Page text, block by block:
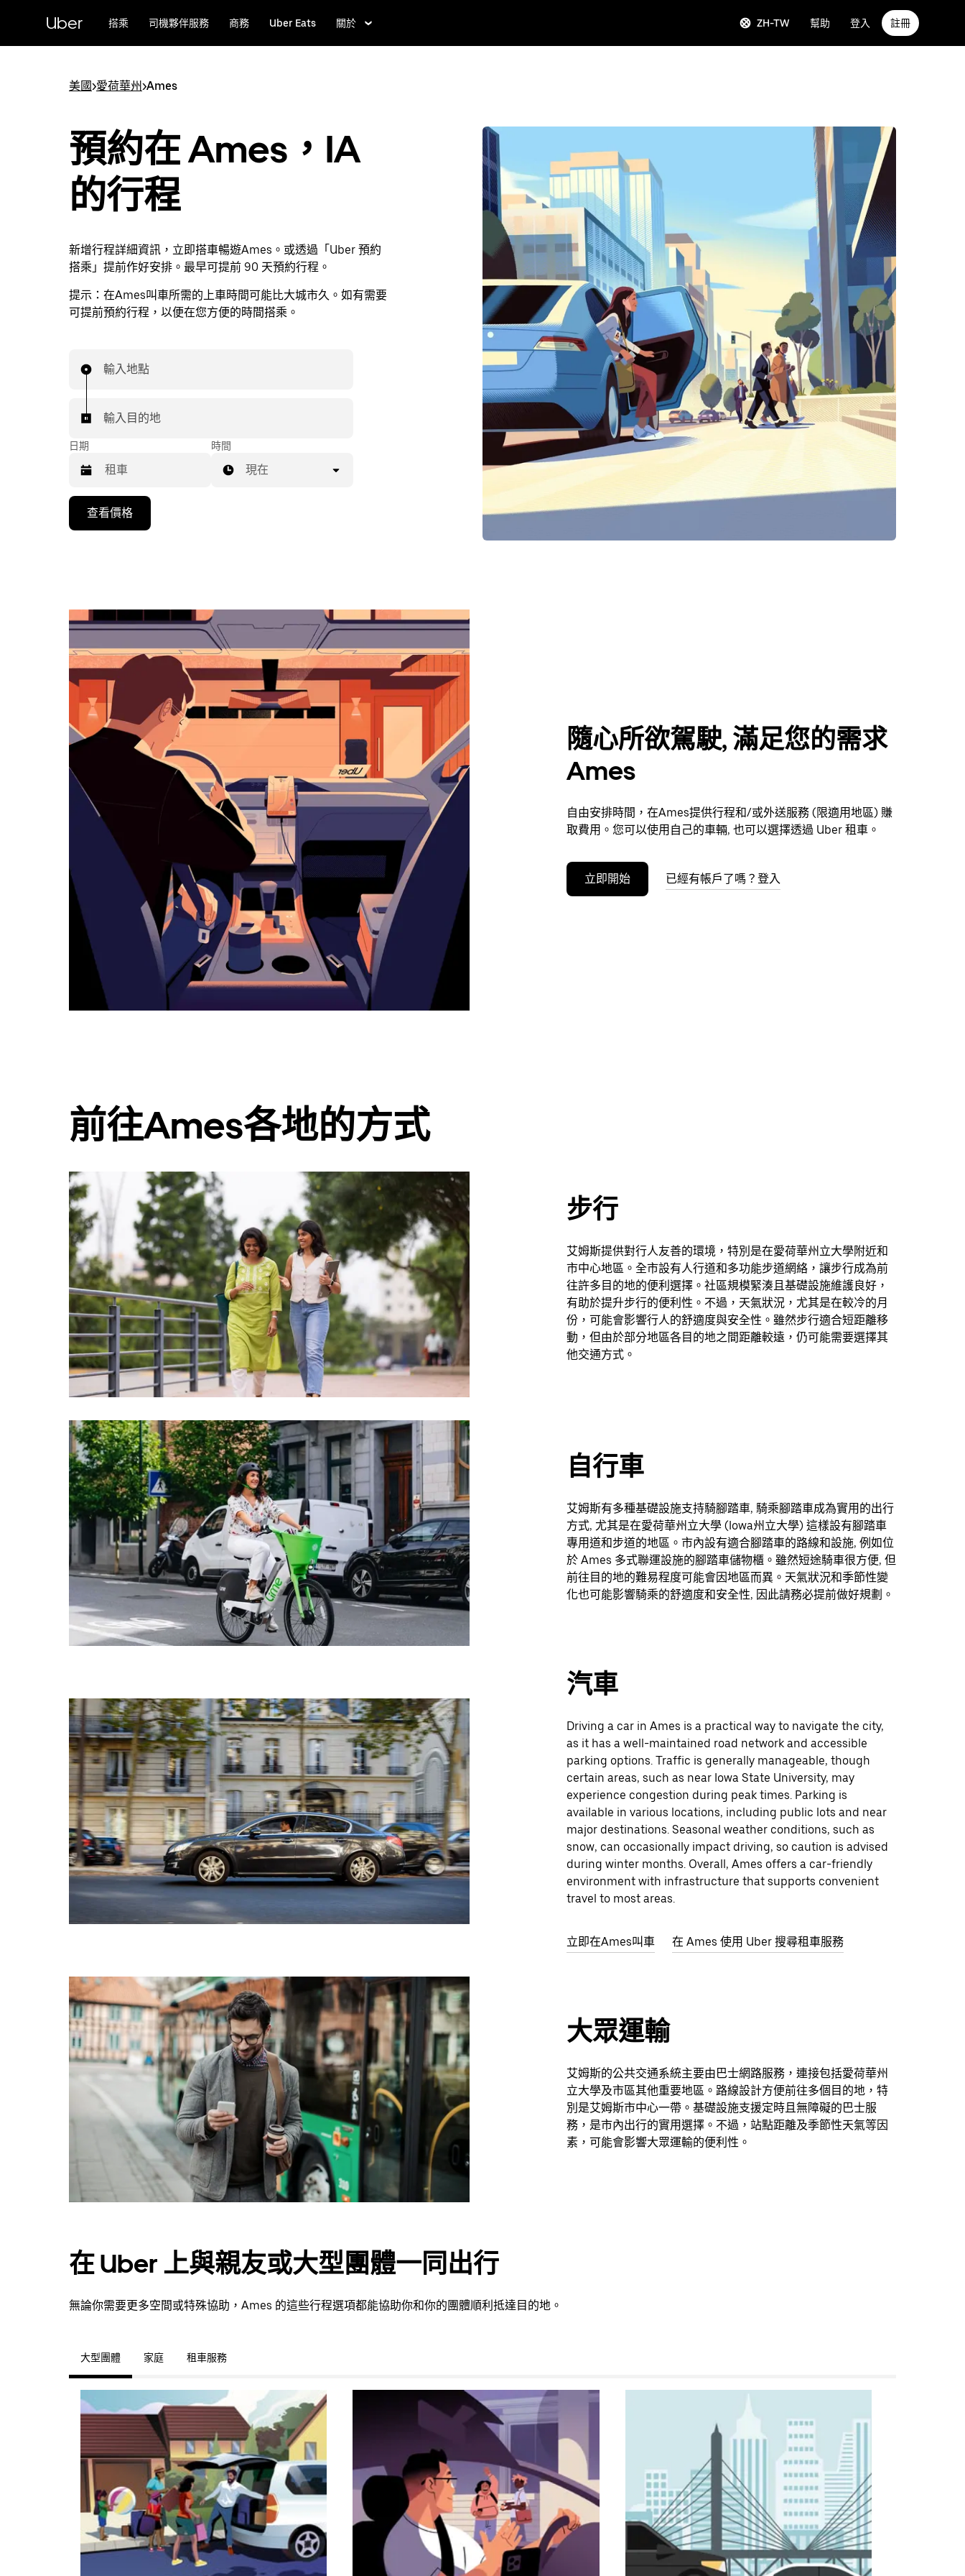
Uber 搭乘 司機夥伴服務 商務 Uber Eats 關於 ZH-TW 幫助 登入 註冊
美國>愛荷華州>Ames
預約在 Ames，IA
的行程
新增行程詳細資訊，立即搭車暢遊Ames。或透過「Uber 預約
搭乘」提前作好安排。最早可提前 90 天預約行程。
提示： 在Ames叫車所需的上車時間可能比大城市久。如有需要
可提前預約行程，以便在您方便的時間搭乘。
輸入地點
輸入目的地
日期
向
即
可
使
用
行
並
擇
日
期。
按
鈕
即
曆。
時間
現在
查看價格
隨心所欲駕駛, 滿足您的需求
Ames
自由安排時間，在Ames提供行程和/或外送服務 (限適用地區) 賺
取費用。您可以使用自己的車輛, 也可以選擇透過 Uber 租車。
立即開始 已經有帳戶了嗎？登入
前往Ames各地的方式
步行
艾姆斯提供對行人友善的環境，特別是在愛荷華州立大學附近和
市中心地區。全市設有人行道和多功能步道網絡，讓步行成為前
往許多目的地的便利選擇。社區規模緊湊且基礎設施維護良好，
有助於提升步行的便利性。不過，天氣狀況，尤其是在較冷的月
份，可能會影響行人的舒適度與安全性。雖然步行適合短距離移
動，但由於部分地區各目的地之間距離較遠，仍可能需要選擇其
他交通方式。
自行車
艾姆斯有多種基礎設施支持騎腳踏車, 騎乘腳踏車成為實用的出行
方式, 尤其是在愛荷華州立大學 (Iowa州立大學) 這樣設有腳踏車
專用道和步道的地區。市內設有適合腳踏車的路線和設施, 例如位
於 Ames 多式聯運設施的腳踏車儲物櫃。雖然短途騎車很方便, 但
前往目的地的難易程度可能會因地區而異。天氣狀況和季節性變
化也可能影響騎乘的舒適度和安全性, 因此請務必提前做好規劃。
汽車
Driving a car in Ames is a practical way to navigate the city,
as it has a well-maintained road network and accessible
parking options. Traffic is generally manageable, though
certain areas, such as near Iowa State University, may
experience congestion during peak times. Parking is
available in various locations, including public lots and near
major destinations. Seasonal weather conditions, such as
snow, can occasionally impact driving, so caution is advised
during winter months. Overall, Ames offers a car-friendly
environment with infrastructure that supports convenient
travel to most areas.
立即在Ames叫車 在 Ames 使用 Uber 搜尋租車服務
大眾運輸
艾姆斯的公共交通系統主要由巴士網路服務，連接包括愛荷華州
立大學及市區其他重要地區。路線設計方便前往多個目的地，特
別是艾姆斯市中心一帶。基礎設施支援定時且無障礙的巴士服
務，是市內出行的實用選擇。不過，站點距離及季節性天氣等因
素，可能會影響大眾運輸的便利性。
在 Uber 上與親友或大型團體一同出行
無論你需要更多空間或特殊協助，Ames 的這些行程選項都能協助你和你的團體順利抵達目的地。
大型團體 家庭 租車服務